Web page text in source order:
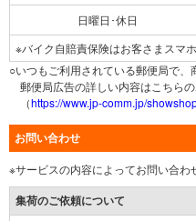
日曜日･休日
※バイク自賠責保険はお客さまスマ
○いつもご利用されている郵便局で
郵便局広告の詳しい内容はこちら
（https://www.jp-comm.jp/
お問い合わせ
※サービスの内容によってお問い合わ
集荷のご依頼について